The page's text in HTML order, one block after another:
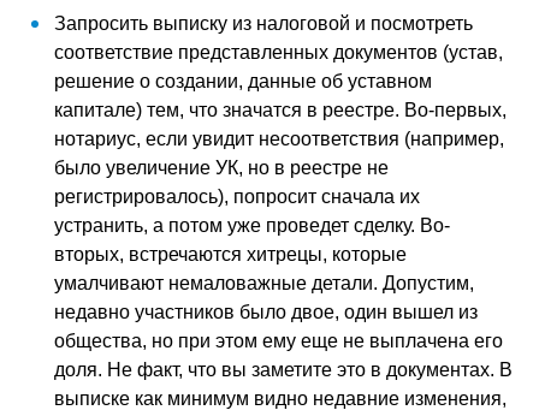
Запросить выписку из налоговой и посмотреть
соответствие представленных документов (устав,
решение о создании, данные об уставном
капитале) тем, что значатся в реестре. Во-первых,
нотариус, если увидит несоответствия (например,
было увеличение УК, но в реестре не
регистрировалось), попросит сначала их
устранить, а потом уже проведет сделку. Во-
вторых, встречаются хитрецы, которые
умалчивают немаловажные детали. Допустим,
недавно участников было двое, один вышел из
общества, но при этом ему еще не выплачена его
доля. Не факт, что вы заметите это в документах. В
выписке как минимум видно недавние изменения,